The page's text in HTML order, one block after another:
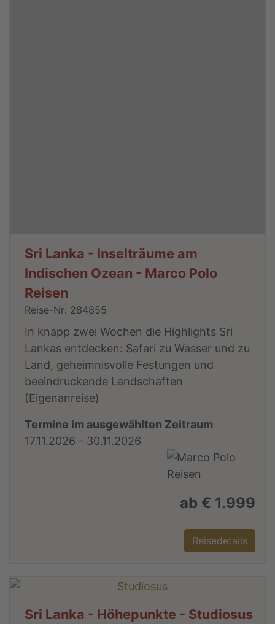
Sri Lanka - Inselträume am
Indischen Ozean - Marco Polo
Reisen
Reise-Nr: 284855
In knapp zwei Wochen die Highlights Sri
Lankas entdecken: Safari zu Wasser und zu
Land, geheimnisvolle Festungen und
beeindruckende Landschaften
(Eigenanreise)
Termine im ausgewählten Zeitraum
17.11.2026 - 30.11.2026
ab € 1.999
Reisedetails
Sri Lanka - Höhepunkte - Studiosus